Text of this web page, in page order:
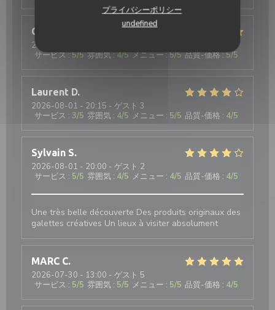
プライバシーポリシー
undefined
Christiane
2026-08-04
サービス:5/5 雰囲気:4/5 メニュー:5/5 品質-価格:5/5
Laurent D
2026-08-01 - 20:15 - ゲスト 3
サービス : 3/5 雰囲気 : 4/5 メニュー : 5/5 品質-価格 : 4/5
Sylvain S
2026-08-01 - 20:00 - ゲスト 2
サービス : 5/5 雰囲気 : 4/5 メニュー : 4/5 品質-価格 : 4/5
Une très belle découverte Des produits originaux des
galettes créatives Un lieux à visiter absolument
MARC C
2026-07-30 - 13:00 - ゲスト 5
サービス : 5/5 雰囲気 : 5/5 メニュー : 5/5 品質-価格 : 4/5